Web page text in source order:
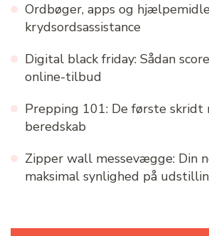
Ordbøger, apps og
krydsordsassistance
Digital black friday: Sådan
online-tilbud
Prepping 101: De første
beredskab
Zipper wall messevægge: Din
maksimal synlighed på